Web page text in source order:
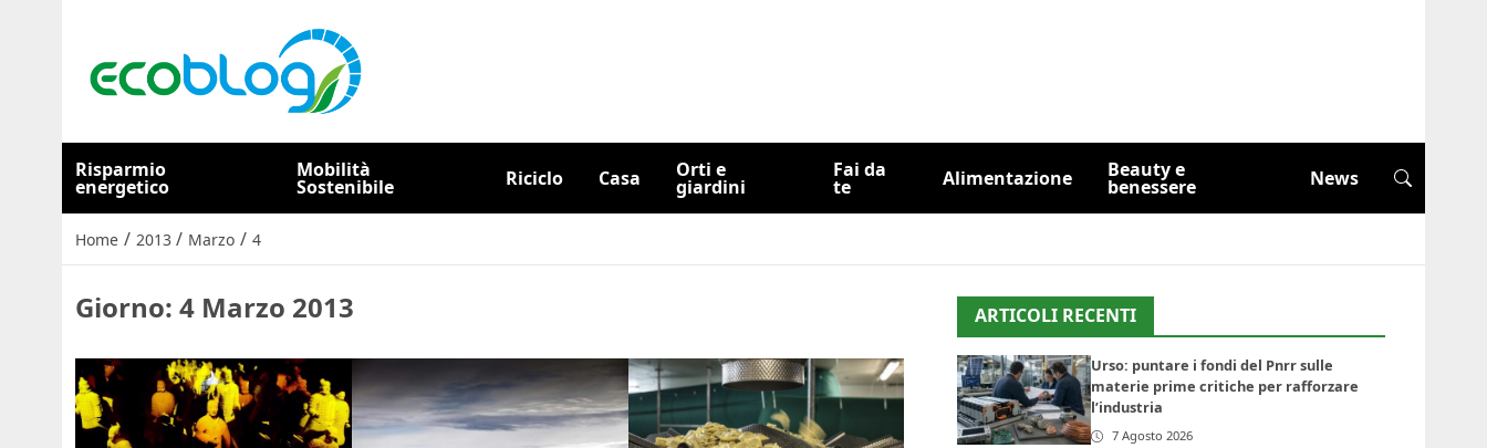
Risparmio
energetico
Mobilità
Sostenibile Riciclo Casa Orti e
giardini
Fai da
te Alimentazione Beauty e
benessere News
Home / 2013 / Marzo / 4
Giorno: 4 Marzo 2013 ARTICOLI RECENTI
Urso: puntare i fondi del Pnrr sulle
materie prime critiche per rafforzare
l’industria
7 Agosto 2026